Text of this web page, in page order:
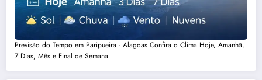
Previsão do Tempo em Paripueira - Alagoas Confira o Clima Hoje, Amanhã,
7 Dias, Mês e Final de Semana